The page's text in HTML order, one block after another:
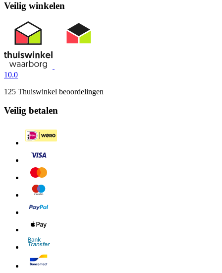
Veilig winkelen
10.0
125 Thuiswinkel beoordelingen
Veilig betalen